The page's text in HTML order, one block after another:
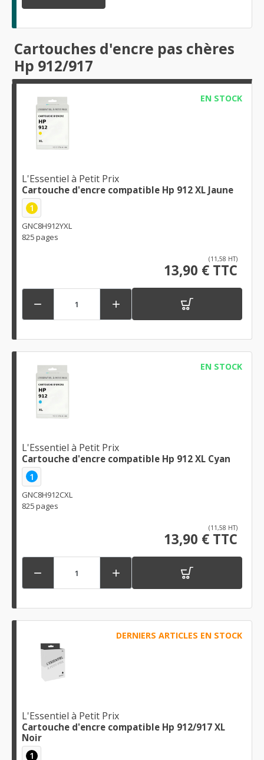
Cartouches d'encre pas chères
Hp 912/917
EN STOCK
L'Essentiel à Petit Prix
Cartouche d'encre compatible Hp 912 XL Jaune
1
GNC8H912YXL
825 pages
(11,58 HT)
13,90 € TTC
 
EN STOCK
L'Essentiel à Petit Prix
Cartouche d'encre compatible Hp 912 XL Cyan
1
GNC8H912CXL
825 pages
(11,58 HT)
13,90 € TTC
 
DERNIERS ARTICLES EN STOCK
L'Essentiel à Petit Prix
Cartouche d'encre compatible Hp 912/917 XL
Noir
1